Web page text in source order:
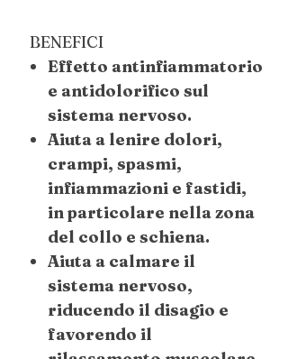
BENEFICI
Effetto antinfiammatorio
e antidolorifico sul
sistema nervoso.
Aiuta a lenire dolori,
crampi, spasmi,
infiammazioni e fastidi,
in particolare nella zona
del collo e schiena.
Aiuta a calmare il
sistema nervoso,
riducendo il disagio e
favorendo il